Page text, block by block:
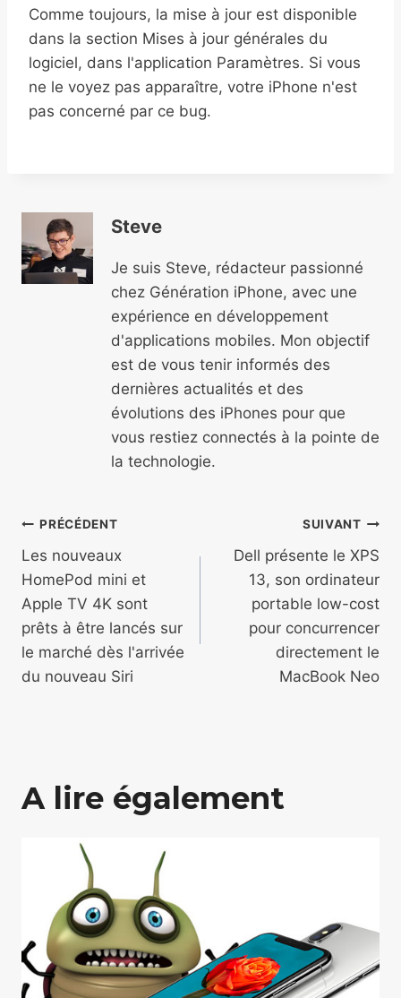
Comme toujours, la mise à jour est disponible
dans la section Mises à jour générales du
logiciel, dans l'application Paramètres. Si vous
ne le voyez pas apparaître, votre iPhone n'est
pas concerné par ce bug.
Steve
Je suis Steve, rédacteur passionné
chez Génération iPhone, avec une
expérience en développement
d'applications mobiles. Mon objectif
est de vous tenir informés des
dernières actualités et des
évolutions des iPhones pour que
vous restiez connectés à la pointe de
la technologie.
Navigation
de
l’article
PRÉCÉDENT
Les nouveaux
HomePod mini et
Apple TV 4K sont
prêts à être lancés sur
le marché dès l'arrivée
du nouveau Siri
SUIVANT
Dell présente le XPS
13, son ordinateur
portable low-cost
pour concurrencer
directement le
MacBook Neo
A lire également